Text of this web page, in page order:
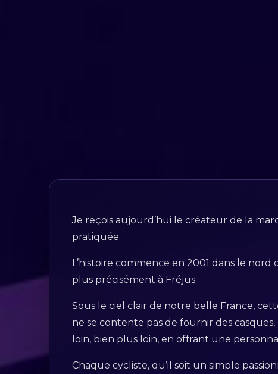
Je reçois aujourd’hui le créateur de la
pratiquée.
L’histoire commence en 2001 dans le
plus précisément à Fréjus.
Sous le ciel clair de notre belle France,
ne se contente pas de fournir des
loin, bien plus loin, en offrant une
Chaque cycliste, qu’il soit un simple